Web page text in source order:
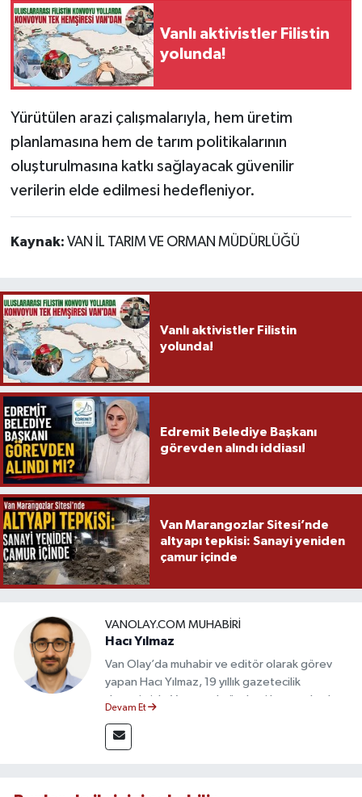
Vanlı aktivistler Filistin
yolunda!
Yürütülen arazi çalışmalarıyla, hem üretim
planlamasına hem de tarım politikalarının
oluşturulmasına katkı sağlayacak güvenilir
verilerin elde edilmesi hedefleniyor.
Kaynak: VAN İL TARIM VE ORMAN MÜDÜRLÜĞÜ
Vanlı aktivistler Filistin
yolunda!
Edremit Belediye Başkanı
görevden alındı iddiası!
Van Marangozlar Sitesi’nde
altyapı tepkisi: Sanayi yeniden
çamur içinde
VANOLAY.COM MUHABIRI
Hacı Yılmaz
Van Olay’da muhabir ve editör olarak görev
yapan Hacı Yılmaz, 19 yıllık gazetecilik
deneyimiyle Van yerel gündemi başta olmak
takip etmektedir. Editoryal sürece katkı sunan
Yılmaz, tarafsızlık, doğruluk ve etik ilkeler
Devam Et